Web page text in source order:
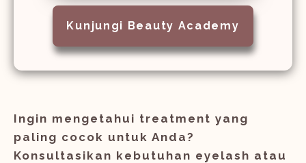
Kunjungi Beauty Academy
Ingin mengetahui treatment yang
paling cocok untuk Anda?
Konsultasikan kebutuhan eyelash atau